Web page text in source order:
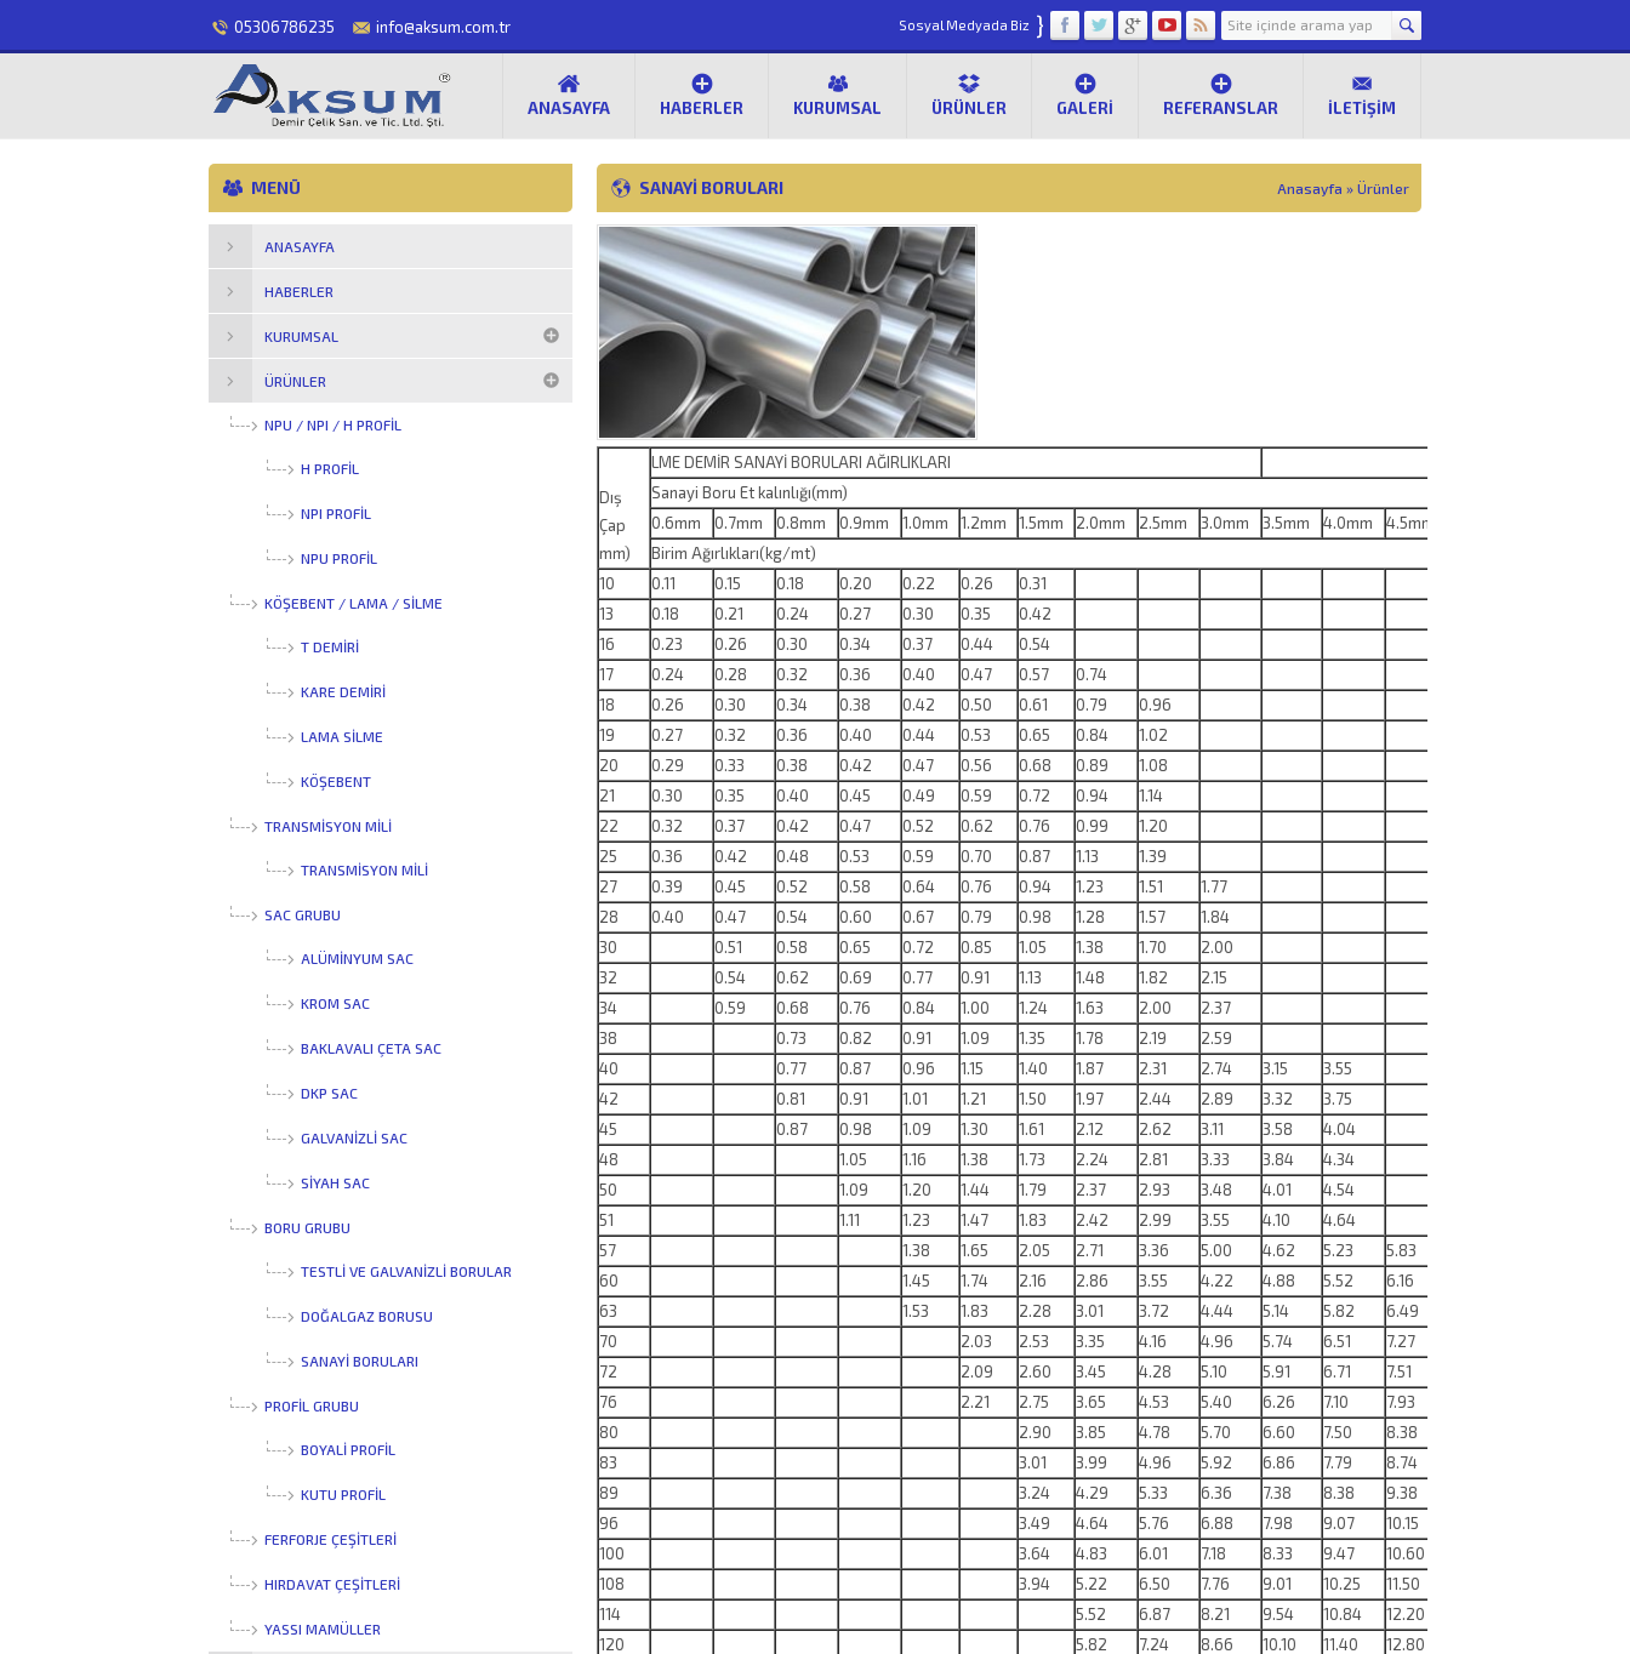
05306786235 info@aksum.com.tr Sosyal Medyada Biz }
ANASAYFA HABERLER KURUMSAL ÜRÜNLER GALERI REFERANSLAR İLETIŞIM
SANAYI BORULARI Anasayfa » Ürünler
Dış
Çap
mm)
LME DEMİR SANAYİ BORULARI AĞIRLIKLARI
Sanayi Boru Et kalınlığı(mm)
0.6mm
0.7mm 0.8mm 0.9mm 1.0mm 1.2mm 1.5mm 2.0mm 2.5mm 3.0mm 3.5mm 4.0mm 4.5mm
Birim Ağırlıkları(kg/mt)
10
0.11 0.15 0.18 0.20 0.22 0.26
0.31
13
0.18 0.21 0.24 0.27 0.30 0.35
0.42
16
0.23 0.26 0.30 0.34 0.37 0.44
0.54
17
0.24 0.28 0.32 0.36 0.40 0.47 0.57
0.74
18
0.26 0.30 0.34 0.38 0.42 0.50 0.61 0.79
0.96
19
0.27 0.32 0.36 0.40 0.44 0.53 0.65 0.84
1.02
20
0.29 0.33 0.38 0.42 0.47 0.56 0.68 0.89
1.08
21
0.30 0.35 0.40 0.45 0.49 0.59 0.72 0.94
1.14
22
0.32 0.37 0.42 0.47 0.52 0.62 0.76 0.99
1.20
25
0.36 0.42 0.48 0.53 0.59 0.70 0.87 1.13
1.39
27
0.39 0.45 0.52 0.58 0.64 0.76 0.94 1.23 1.51
1.77
28
0.40 0.47 0.54 0.60 0.67 0.79 0.98 1.28 1.57
1.84
30
0.51 0.58 0.65 0.72 0.85 1.05 1.38 1.70
2.00
32
0.54 0.62 0.69 0.77 0.91 1.13 1.48 1.82
2.15
34
0.59 0.68 0.76 0.84 1.00 1.24 1.63 2.00
2.37
38
0.73 0.82 0.91 1.09 1.35 1.78 2.19
2.59
40
0.77 0.87 0.96 1.15 1.40 1.87 2.31 2.74 3.15
3.55
42
0.81 0.91 1.01 1.21 1.50 1.97 2.44 2.89 3.32
3.75
45
0.87 0.98 1.09 1.30 1.61 2.12 2.62 3.11 3.58
4.04
48
1.05 1.16 1.38 1.73 2.24 2.81 3.33 3.84
4.34
50
1.09 1.20 1.44 1.79 2.37 2.93 3.48 4.01
4.54
51
1.11 1.23 1.47 1.83 2.42 2.99 3.55 4.10
4.64
57
1.38 1.65 2.05 2.71 3.36 5.00 4.62 5.23
5.83
60
1.45 1.74 2.16 2.86 3.55 4.22 4.88 5.52 6.16
63
1.53 1.83 2.28 3.01 3.72 4.44 5.14 5.82 6.49
70
2.03 2.53 3.35 4.16 4.96 5.74 6.51 7.27
72
2.09 2.60 3.45 4.28 5.10 5.91 6.71 7.51
76
2.21 2.75 3.65 4.53 5.40 6.26 7.10 7.93
80
2.90 3.85 4.78 5.70 6.60 7.50 8.38
83
3.01 3.99 4.96 5.92 6.86 7.79 8.74
89
3.24 4.29 5.33 6.36 7.38 8.38 9.38
96
3.49 4.64 5.76 6.88 7.98 9.07 10.15
100
3.64 4.83 6.01 7.18 8.33 9.47 10.60
108
3.94 5.22 6.50 7.76 9.01 10.25 11.50
114
5.52 6.87 8.21 9.54 10.84 12.20
120
5.82 7.24 8.66 10.10 11.40 12.80
MENÜ
ANASAYFA
HABERLER
KURUMSAL
ÜRÜNLER
NPU / NPI / H PROFİL
H PROFIL
NPI PROFIL
NPU PROFIL
KÖŞEBENT / LAMA / SİLME
T DEMIRI
KARE DEMIRI
LAMA SILME
KÖŞEBENT
TRANSMİSYON MİLİ
TRANSMISYON MILI
SAC GRUBU
ALÜMINYUM SAC
KROM SAC
BAKLAVALI ÇETA SAC
DKP SAC
GALVANIZLI SAC
SIYAH SAC
BORU GRUBU
TESTLI VE GALVANIZLI BORULAR
DOĞALGAZ BORUSU
SANAYI BORULARI
PROFİL GRUBU
BOYALI PROFIL
KUTU PROFIL
FERFORJE ÇEŞİTLERİ
HIRDAVAT ÇEŞİTLERİ
YASSI MAMÜLLER